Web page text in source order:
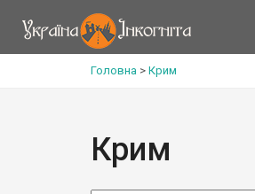
Головна > Крим
Крим